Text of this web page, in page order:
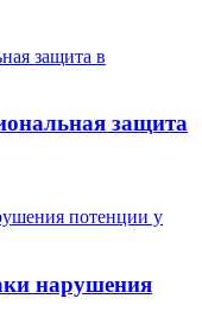
защита
нарушения